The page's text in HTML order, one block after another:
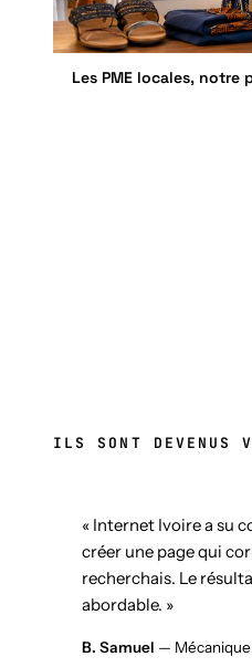
Les PME locales, notre
ILS SONT DEVENUS
« Internet Ivoire a su
créer une page qui
recherchais. Le
abordable. »
B. Samuel — Mécanique